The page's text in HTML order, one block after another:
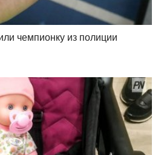
чемпионку из полиции